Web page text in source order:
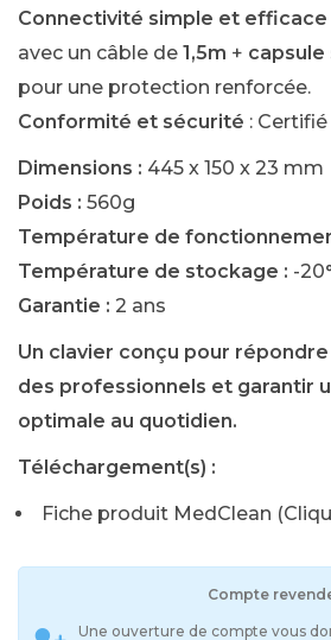
Connectivité simple et efficace
avec un câble de 1,5m + capsule
pour une protection renforcée.
Conformité et sécurité : Certifié
Dimensions : 445 x 150 x 23 mm
Poids : 560g
Température de
Température de stockage : -
Garantie : 2 ans
Un clavier conçu pour
des professionnels et garantir
optimale au quotidien.
Téléchargement(s) :
Fiche produit MedClean
Compte
Une ouverture de compte vous